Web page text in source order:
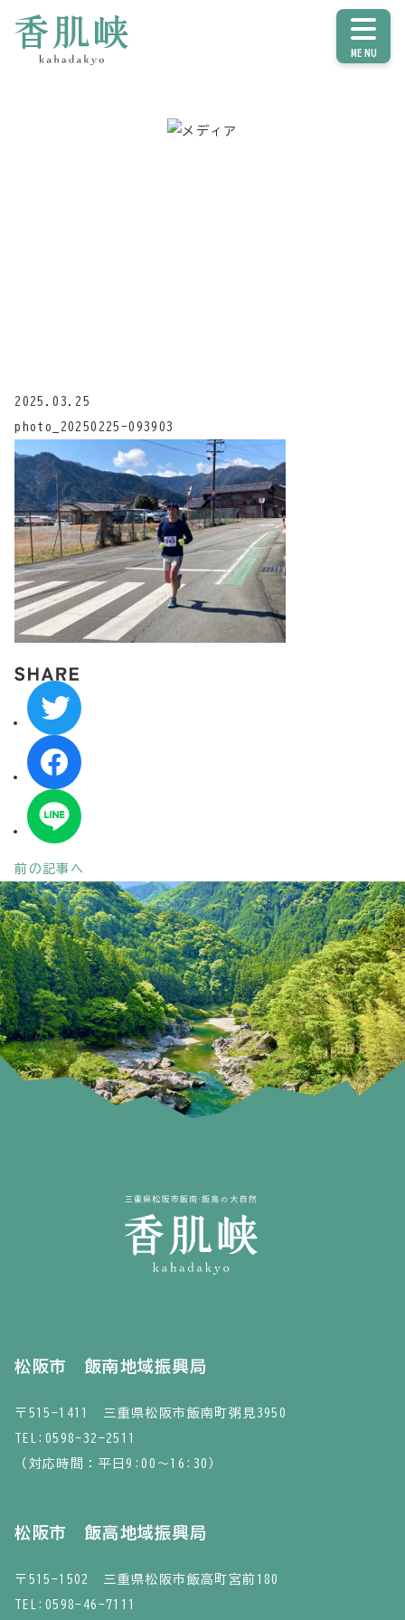
MENU
2025.03.25
photo_20250225-093903
前の記事へ
松阪市 飯南地域振興局
〒515-1411 三重県松阪市飯南町粥見3950
TEL: 0598-32-2511
（対応時間：平日9:00～16:30）
松阪市 飯高地域振興局
〒515-1502 三重県松阪市飯高町宮前180
TEL: 0598-46-7111